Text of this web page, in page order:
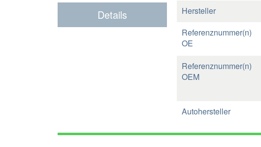
Details Hersteller
Referenznummer(n)
OE
Referenznummer(n)
OEM
Autohersteller